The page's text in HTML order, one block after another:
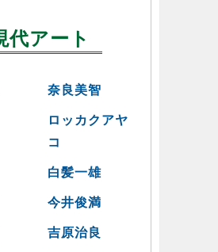
代アート
奈良美智
ロッカクアヤ
コ
白髪一雄
今井俊満
吉原治良